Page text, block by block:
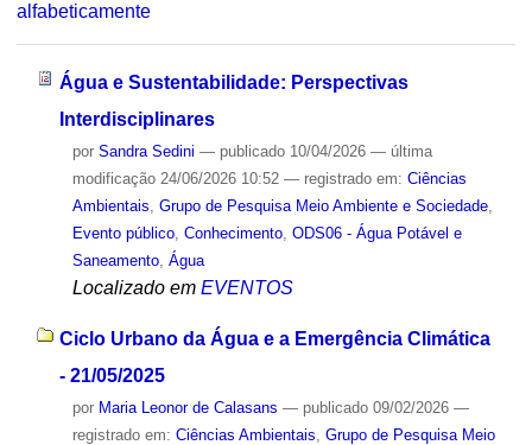
alfabeticamente
Água e Sustentabilidade: Perspectivas
Interdisciplinares
por Sandra Sedini — publicado10/04/2026 — última
modificação24/06/2026 10:52 — registrado em: Ciências
Ambientais Grupo de Pesquisa Meio Ambiente e Sociedade,
Evento público, Conhecimento, ODS06 - Água Potável e
Saneamento, Água
Localizado em EVENTOS
Ciclo Urbano da Água e a Emergência Climática
- 21/05/2025
por Maria Leonor de Calasans — publicado09/02/2026 —
registrado em: Ciências Ambientais Grupo de Pesquisa Meio